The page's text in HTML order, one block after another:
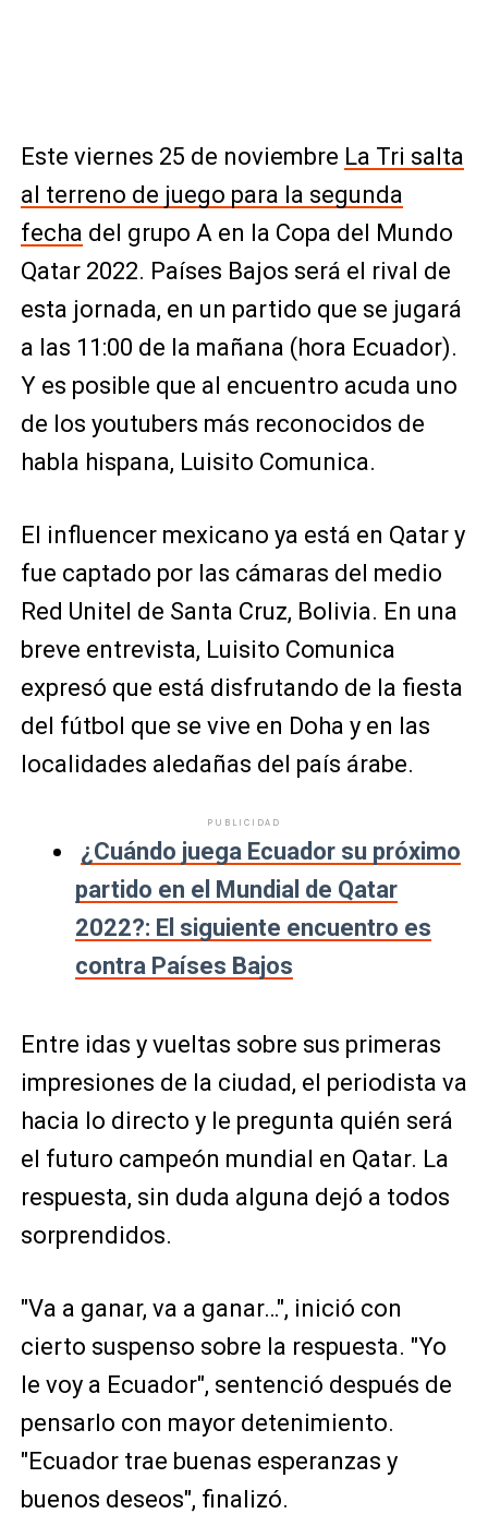
Este viernes 25 de noviembre La Tri salta
al terreno de juego para la segunda
fecha del grupo A en la Copa del Mundo
Qatar 2022. Países Bajos será el rival de
esta jornada, en un partido que se jugará
a las 11:00 de la mañana (hora Ecuador).
Y es posible que al encuentro acuda uno
de los youtubers más reconocidos de
habla hispana, Luisito Comunica.
El influencer mexicano ya está en Qatar y
fue captado por las cámaras del medio
Red Unitel de Santa Cruz, Bolivia. En una
breve entrevista, Luisito Comunica
expresó que está disfrutando de la fiesta
del fútbol que se vive en Doha y en las
localidades aledañas del país árabe.
PUBLICIDAD
¿Cuándo juega Ecuador su próximo
partido en el Mundial de Qatar
2022?: El siguiente encuentro es
contra Países Bajos
Entre idas y vueltas sobre sus primeras
impresiones de la ciudad, el periodista va
hacia lo directo y le pregunta quién será
el futuro campeón mundial en Qatar. La
respuesta, sin duda alguna dejó a todos
sorprendidos.
"Va a ganar, va a ganar…", inició con
cierto suspenso sobre la respuesta. "Yo
le voy a Ecuador", sentenció después de
pensarlo con mayor detenimiento.
"Ecuador trae buenas esperanzas y
buenos deseos", finalizó.